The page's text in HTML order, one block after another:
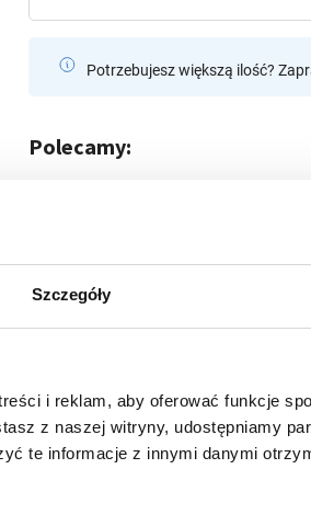
Szczegóły
i reklam, aby oferować funkcje
z naszej witryny, udostępniamy
te informacje z innymi danymi
Potrzebujesz większą ilość?
Polecamy:
Świeca Led